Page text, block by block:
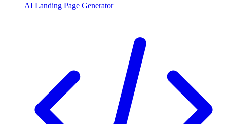
AI Landing Page Generator